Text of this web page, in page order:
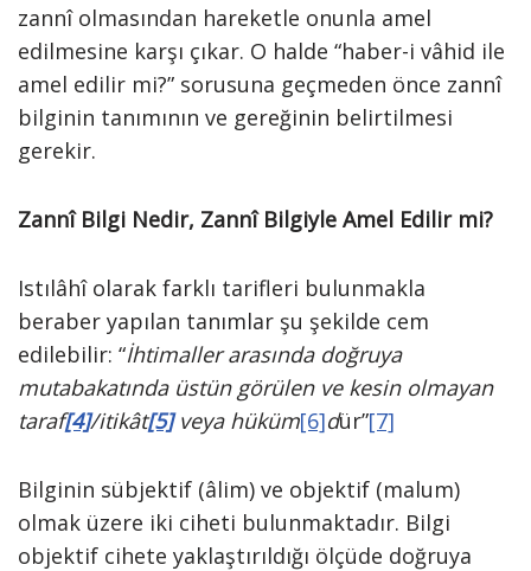
zannî olmasından hareketle onunla amel
edilmesine karşı çıkar. O halde “haber-i vâhid ile
amel edilir mi?” sorusuna geçmeden önce zannî
bilginin tanımının ve gereğinin belirtilmesi
gerekir.
Zannî Bilgi Nedir, Zannî Bilgiyle Amel Edilir mi?
Istılâhî olarak farklı tarifleri bulunmakla
beraber yapılan tanımlar şu şekilde cem
edilebilir: “İhtimaller arasında doğruya
mutabakatında üstün görülen ve kesin olmayan
taraf[4]/itikât[5]veya hüküm[6]dür”[7]
Bilginin sübjektif (âlim) ve objektif (malum)
olmak üzere iki ciheti bulunmaktadır. Bilgi
objektif cihete yaklaştırıldığı ölçüde doğruya